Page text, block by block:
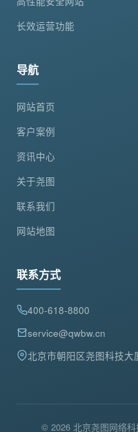
长效运营功能
导航
网站首页
客户案例
资讯中心
关于尧图
联系我们
网站地图
联系方式
400-618-8800
service@qwbw.cn
北京市朝阳区尧图科技大
© 2026 北京尧图网络